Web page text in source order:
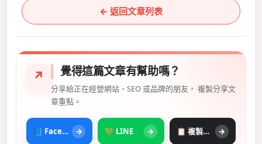
← 返回文章列表
↗ 覺得這篇文章有幫助嗎？
分享給正在經營網站、SEO 或品牌的朋友， 複製分享文
章重點。
📘 Facebook → 💚 LINE → 📋 複製摘要 →